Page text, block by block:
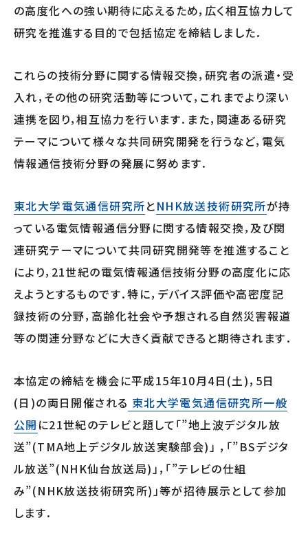
の高度化への強い期待に応えるため，広く相互協力して
研究を推進する目的で包括協定を締結しました．
これらの技術分野に関する情報交換，研究者の派遣・受
入れ，その他の研究活動等について，これまでより深い
連携を図り，相互協力を行います．また，関連ある研究
テーマについて様々な共同研究開発を行うなど，電気
情報通信技術分野の発展に努めます．
東北大学電気通信研究所とNHK放送技術研究所が持
っている電気情報通信分野に関する情報交換，及び関
連研究テーマについて共同研究開発等を推進すること
により，21世紀の電気情報通信技術分野の高度化に応
えようとするものです．特に，デバイス評価や高密度記
録技術の分野，高齢化社会や予想される自然災害報道
等の関連分野などに大きく貢献できると期待されます．
本協定の締結を機会に平成15年10月4日(土)，5日
(日)の両日開催される 東北大学電気通信研究所一般
公開 に21世紀のテレビと題して「”地上波デジタル放
送”(TMA地上デジタル放送実験部会)」 ，「”BSデジタ
ル放送”(NHK仙台放送局)」，「”テレビの仕組
み”(NHK放送技術研究所)」等が招待展示として参加
します．